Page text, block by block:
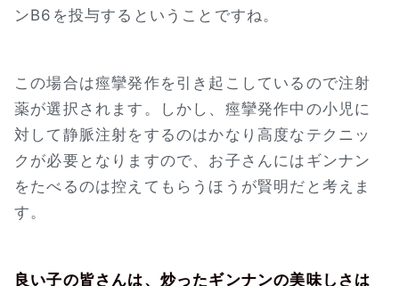
ンB6を投与するということですね。
この場合は痙攣発作を引き起こしているので注射
薬が選択されます。しかし、痙攣発作中の小児に
対して静脈注射をするのはかなり高度なテクニッ
クが必要となりますので、お子さんにはギンナン
をたべるのは控えてもらうほうが賢明だと考えま
す。
良い子の皆さんは、炒ったギンナンの美味しさは